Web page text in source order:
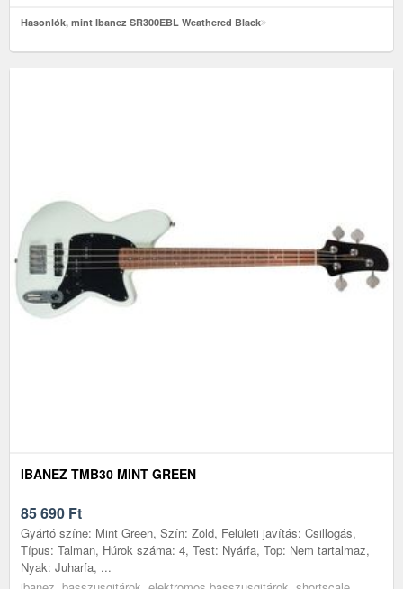
Hasonlók, mint Ibanez SR300EBL Weathered Black
IBANEZ TMB30 MINT GREEN
85 690 Ft
Gyártó színe: Mint Green, Szín: Zöld, Felületi javítás: Csillogás,
Típus: Talman, Húrok száma: 4, Test: Nyárfa, Top: Nem tartalmaz,
Nyak: Juharfa, ...